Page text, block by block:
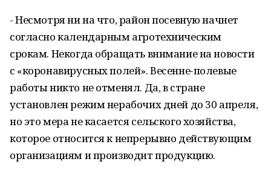
- Несмотря ни на что, район посевную начнет
согласно календарным агротехническим
срокам. Некогда обращать внимание на новости
с «коронавирусных полей». Весенне-полевые
работы никто не отменял. Да, в стране
установлен режим нерабочих дней до 30 апреля,
но это мера не касается сельского хозяйства,
которое относится к непрерывно действующим
организациям и производит продукцию.